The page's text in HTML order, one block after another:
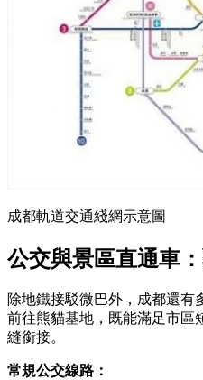
成都軌道交通綫網示意圖
公交與景區直通車
除地鐵接駁微巴外，成都還有
前往熊貓基地，既能滿足市區
縫銜接。
常規公交線路 ：